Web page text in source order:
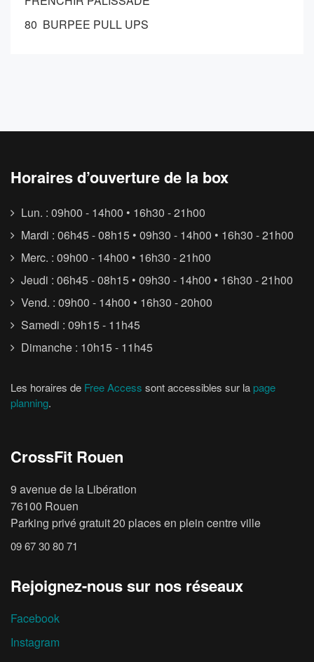
80 BURPEE PULL UPS
Horaires d’ouverture de la box
Lun. : 09h00 - 14h00 • 16h30 - 21h00
Mardi : 06h45 - 08h15 • 09h30 - 14h00 • 16h30 - 21h00
Merc. : 09h00 - 14h00 • 16h30 - 21h00
Jeudi : 06h45 - 08h15 • 09h30 - 14h00 • 16h30 - 21h00
Vend. : 09h00 - 14h00 • 16h30 - 20h00
Samedi : 09h15 - 11h45
Dimanche : 10h15 - 11h45
Les horaires de Free Access sont accessibles sur la page
planning.
CrossFit Rouen
9 avenue de la Libération
76100 Rouen
Parking privé gratuit 20 places en plein centre ville
09 67 30 80 71
Rejoignez-nous sur nos réseaux
Facebook
Instagram